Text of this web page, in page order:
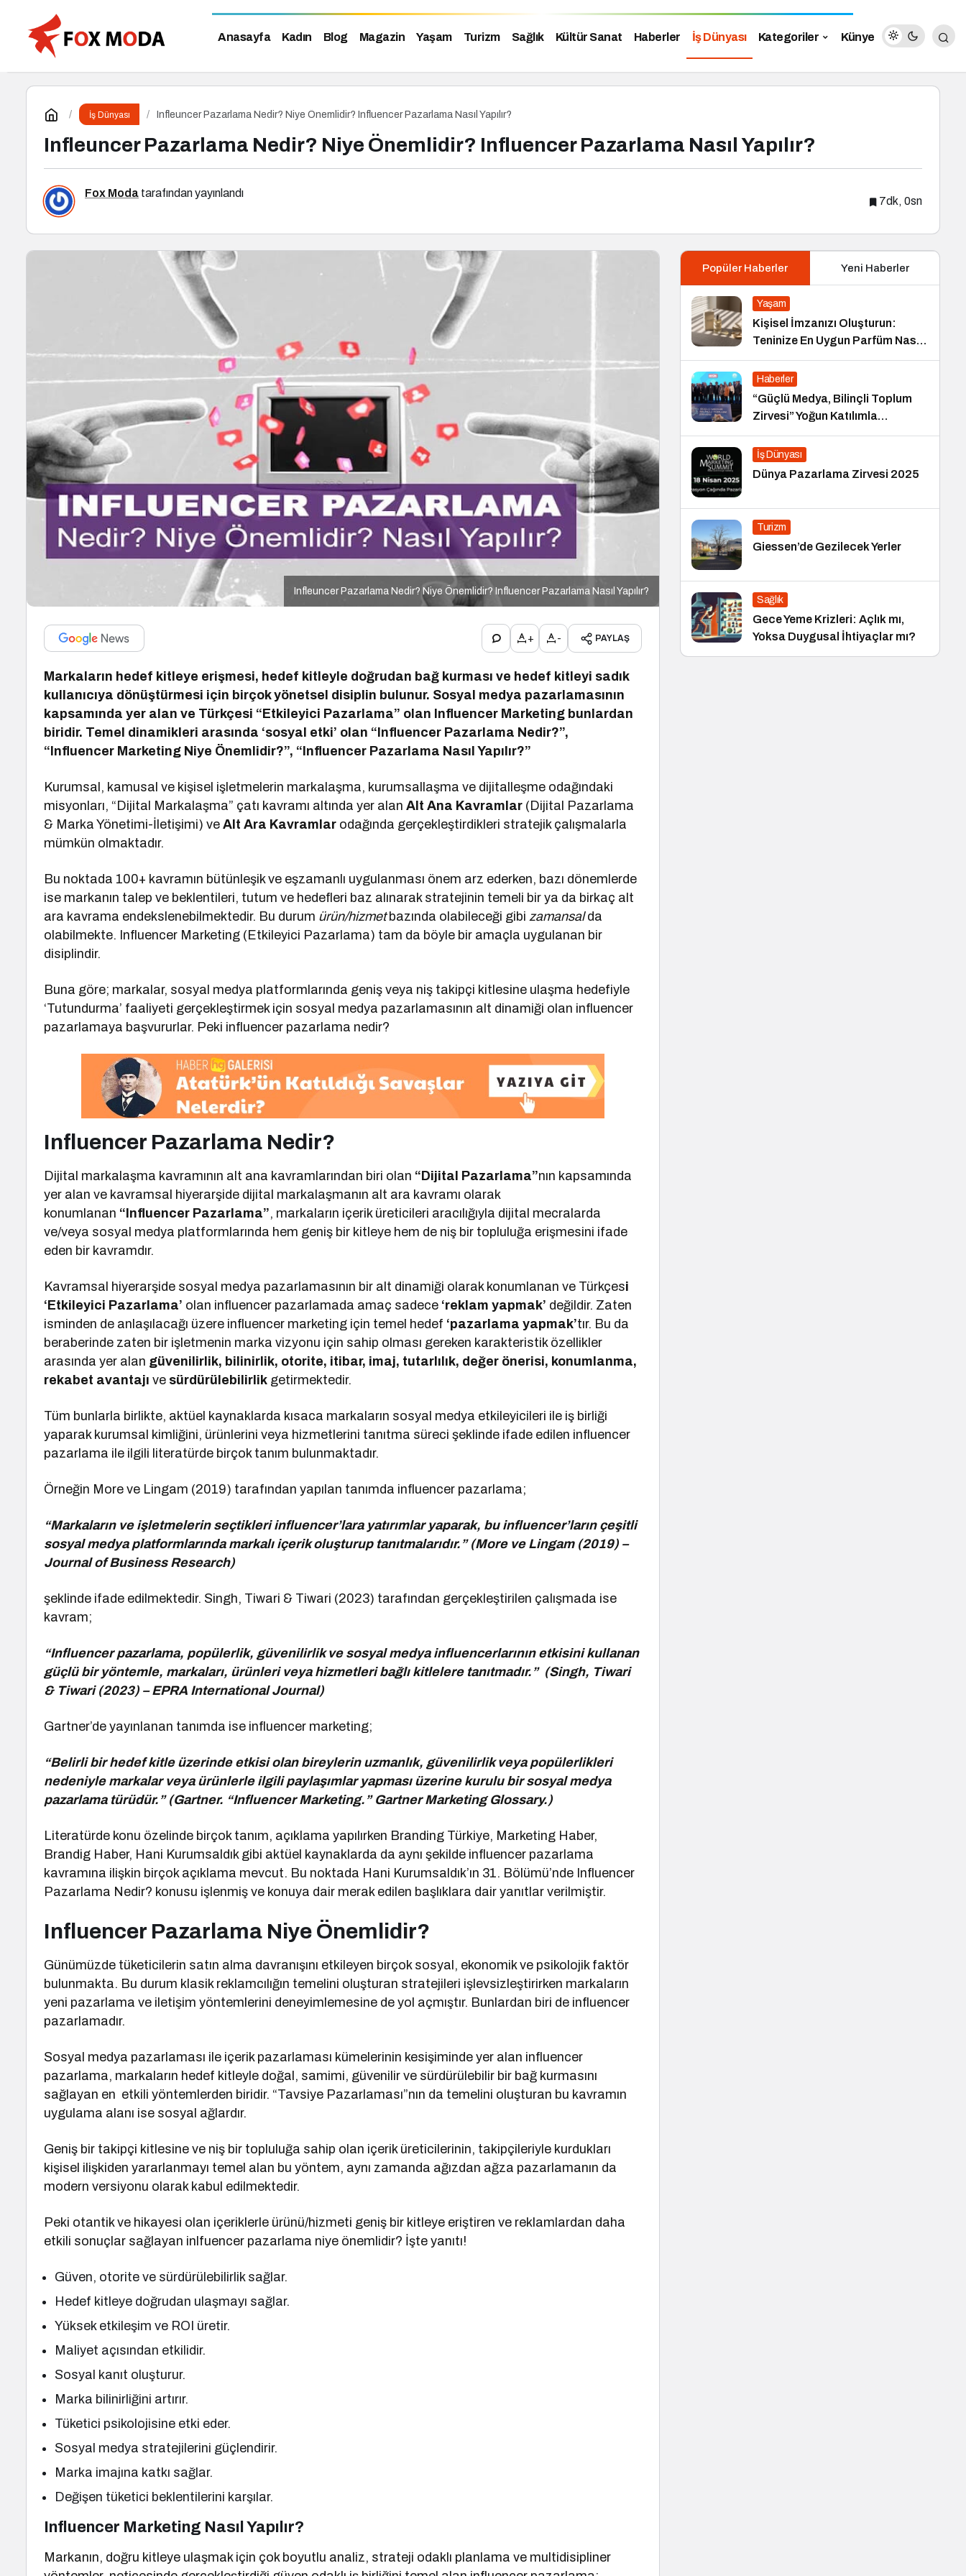
Anasayfa Kadın Blog Magazin Yaşam Turizm Sağlık Kültür Sanat Haberler İş Dünyası Kategoriler Künye
İş Dünyası Infleuncer Pazarlama Nedir? Niye Önemlidir? Influencer Pazarlama Nasıl Yapılır?
Infleuncer Pazarlama Nedir? Niye Önemlidir? Influencer Pazarlama Nasıl Yapılır?
Fox Moda tarafından yayınlandı
7dk, 0sn
Infleuncer Pazarlama Nedir? Niye Önemlidir? Influencer Pazarlama Nasıl Yapılır?
+ - PAYLAŞ
Markaların hedef kitleye erişmesi, hedef kitleyle doğrudan bağ kurması ve hedef kitleyi sadık
kullanıcıya dönüştürmesi için birçok yönetsel disiplin bulunur. Sosyal medya pazarlamasının
kapsamında yer alan ve Türkçesi “Etkileyici Pazarlama” olan Influencer Marketing bunlardan
biridir. Temel dinamikleri arasında ‘sosyal etki’ olan “Influencer Pazarlama Nedir?”,
“Influencer Marketing Niye Önemlidir?”, “Influencer Pazarlama Nasıl Yapılır?”
Kurumsal, kamusal ve kişisel işletmelerin markalaşma, kurumsallaşma ve dijitalleşme odağındaki
misyonları, “Dijital Markalaşma” çatı kavramı altında yer alanAlt Ana Kavramlar (Dijital Pazarlama
& Marka Yönetimi-İletişimi) veAlt Ara Kavramlar odağında gerçekleştirdikleri stratejik çalışmalarla
mümkün olmaktadır.
Bu noktada 100+ kavramın bütünleşik ve eşzamanlı uygulanması önem arz ederken, bazı dönemlerde
ise markanın talep ve beklentileri, tutum ve hedefleri baz alınarak stratejinin temeli bir ya da birkaç alt
ara kavrama endekslenebilmektedir. Bu durum ürün/hizmetbazında olabileceği gibizamansalda
olabilmekte. Influencer Marketing (Etkileyici Pazarlama) tam da böyle bir amaçla uygulanan bir
disiplindir.
Buna göre; markalar, sosyal medya platformlarında geniş veya niş takipçi kitlesine ulaşma hedefiyle
‘Tutundurma’ faaliyeti gerçekleştirmek için sosyal medya pazarlamasının alt dinamiği olan influencer
pazarlamaya başvururlar. Peki influencer pazarlama nedir?
Influencer Pazarlama Nedir?
Dijital markalaşma kavramının alt ana kavramlarından biri olan “Dijital Pazarlama”nın kapsamında
yer alan ve kavramsal hiyerarşide dijital markalaşmanın alt ara kavramı olarak
konumlanan “Influencer Pazarlama”, markaların içerik üreticileri aracılığıyla dijital mecralarda
ve/veya sosyal medya platformlarında hem geniş bir kitleye hem de niş bir topluluğa erişmesini ifade
eden bir kavramdır.
Kavramsal hiyerarşide sosyal medya pazarlamasının bir alt dinamiği olarak konumlanan ve Türkçesi
‘Etkileyici Pazarlama’ olan influencer pazarlamada amaç sadece ‘reklam yapmak’ değildir. Zaten
isminden de anlaşılacağı üzere influencer marketing için temel hedef ‘pazarlama yapmak’tır. Bu da
beraberinde zaten bir işletmenin marka vizyonu için sahip olması gereken karakteristik özellikler
arasında yer alan güvenilirlik, bilinirlik, otorite, itibar, imaj, tutarlılık, değer önerisi, konumlanma,
rekabet avantajı ve sürdürülebilirlik getirmektedir.
Tüm bunlarla birlikte, aktüel kaynaklarda kısaca markaların sosyal medya etkileyicileri ile iş birliği
yaparak kurumsal kimliğini, ürünlerini veya hizmetlerini tanıtma süreci şeklinde ifade edilen influencer
pazarlama ile ilgili literatürde birçok tanım bulunmaktadır.
Örneğin More ve Lingam (2019) tarafından yapılan tanımda influencer pazarlama;
“Markaların ve işletmelerin seçtikleri influencer’lara yatırımlar yaparak, bu influencer’ların çeşitli
sosyal medya platformlarında markalı içerik oluşturup tanıtmalarıdır.” (More ve Lingam (2019) –
Journal of Business Research)
şeklinde ifade edilmektedir. Singh, Tiwari & Tiwari (2023) tarafından gerçekleştirilen çalışmada ise
kavram;
“Influencer pazarlama, popülerlik, güvenilirlik ve sosyal medya influencerlarının etkisini kullanan
güçlü bir yöntemle, markaları, ürünleri veya hizmetleri bağlı kitlelere tanıtmadır.” (Singh, Tiwari
& Tiwari (2023) – EPRA International Journal)
Gartner’de yayınlanan tanımda ise influencer marketing;
“Belirli bir hedef kitle üzerinde etkisi olan bireylerin uzmanlık, güvenilirlik veya popülerlikleri
nedeniyle markalar veya ürünlerle ilgili paylaşımlar yapması üzerine kurulu bir sosyal medya
pazarlama türüdür.” (Gartner. “Influencer Marketing.” Gartner Marketing Glossary.)
Literatürde konu özelinde birçok tanım, açıklama yapılırken Branding Türkiye, Marketing Haber,
Brandig Haber, Hani Kurumsaldık gibi aktüel kaynaklarda da aynı şekilde influencer pazarlama
kavramına ilişkin birçok açıklama mevcut. Bu noktada Hani Kurumsaldık’ın 31. Bölümü’nde Influencer
Pazarlama Nedir? konusu işlenmiş ve konuya dair merak edilen başlıklara dair yanıtlar verilmiştir.
Influencer Pazarlama Niye Önemlidir?
Günümüzde tüketicilerin satın alma davranışını etkileyen birçok sosyal, ekonomik ve psikolojik faktör
bulunmakta. Bu durum klasik reklamcılığın temelini oluşturan stratejileri işlevsizleştirirken markaların
yeni pazarlama ve iletişim yöntemlerini deneyimlemesine de yol açmıştır. Bunlardan biri de influencer
pazarlamadır.
Sosyal medya pazarlaması ile içerik pazarlaması kümelerinin kesişiminde yer alan influencer
pazarlama, markaların hedef kitleyle doğal, samimi, güvenilir ve sürdürülebilir bir bağ kurmasını
sağlayan en etkili yöntemlerden biridir. “Tavsiye Pazarlaması”nın da temelini oluşturan bu kavramın
uygulama alanı ise sosyal ağlardır.
Geniş bir takipçi kitlesine ve niş bir topluluğa sahip olan içerik üreticilerinin, takipçileriyle kurdukları
kişisel ilişkiden yararlanmayı temel alan bu yöntem, aynı zamanda ağızdan ağza pazarlamanın da
modern versiyonu olarak kabul edilmektedir.
Peki otantik ve hikayesi olan içeriklerle ürünü/hizmeti geniş bir kitleye eriştiren ve reklamlardan daha
etkili sonuçlar sağlayan inlfuencer pazarlama niye önemlidir? İşte yanıtı!
Güven, otorite ve sürdürülebilirlik sağlar.
Hedef kitleye doğrudan ulaşmayı sağlar.
Yüksek etkileşim ve ROI üretir.
Maliyet açısından etkilidir.
Sosyal kanıt oluşturur.
Marka bilinirliğini artırır.
Tüketici psikolojisine etki eder.
Sosyal medya stratejilerini güçlendirir.
Marka imajına katkı sağlar.
Değişen tüketici beklentilerini karşılar.
Influencer Marketing Nasıl Yapılır?
Markanın, doğru kitleye ulaşmak için çok boyutlu analiz, strateji odaklı planlama ve multidisipliner
Popüler Haberler Yeni Haberler
Yaşam
Kişisel İmzanızı Oluşturun:
Teninize En Uygun Parfüm Nasıl
Seçilir?
Haberler
“Güçlü Medya, Bilinçli Toplum
Zirvesi” Yoğun Katılımla
Gerçekleşti
İş Dünyası
Dünya Pazarlama Zirvesi 2025
Turizm
Giessen’de Gezilecek Yerler
Sağlık
Gece Yeme Krizleri: Açlık mı,
Yoksa Duygusal İhtiyaçlar mı?